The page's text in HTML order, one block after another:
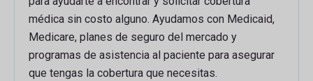
médica sin costo alguno. Ayudamos con Medicaid,
Medicare, planes de seguro del mercado y
programas de asistencia al paciente para asegurar
que tengas la cobertura que necesitas.